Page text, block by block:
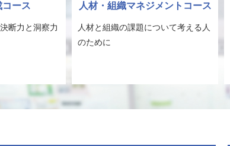
ース
断力と洞察力
人材・組織マネジメントコース
人材と組織の課題について考える人
のために